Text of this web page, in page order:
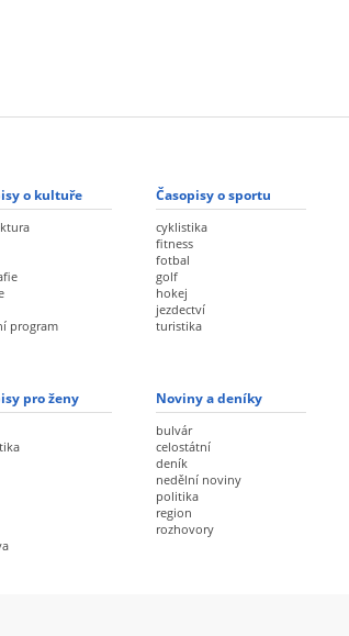
o kultuře
program
Časopisy o sportu
cyklistika
fitness
fotbal
golf
hokej
jezdectví
turistika
pro ženy Noviny a deníky
bulvár
celostátní
deník
nedělní noviny
politika
region
rozhovory